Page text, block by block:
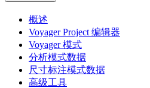
概述
Voyager Project 编辑器
Voyager 模式
分析模式数据
尺寸标注模式数据
高级工具